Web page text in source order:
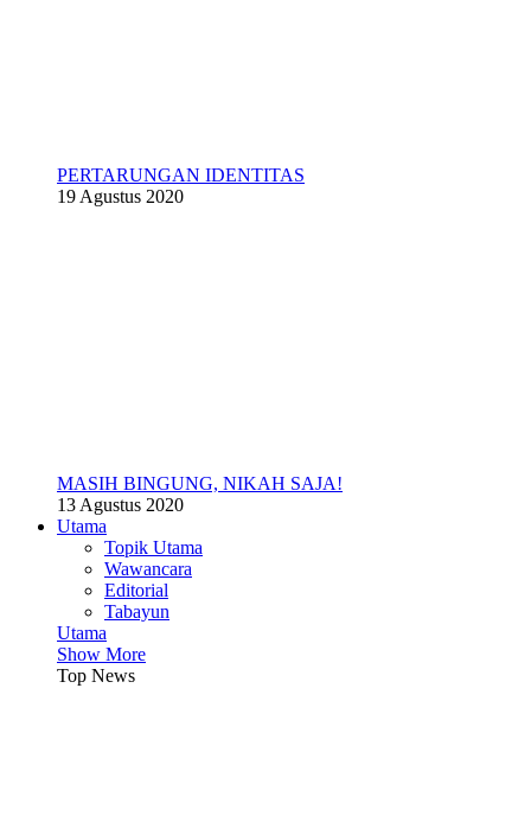
PERTARUNGAN IDENTITAS
19 Agustus 2020
MASIH BINGUNG, NIKAH SAJA!
13 Agustus 2020
Utama
Topik Utama
Wawancara
Editorial
Tabayun
Utama
Show More
Top News